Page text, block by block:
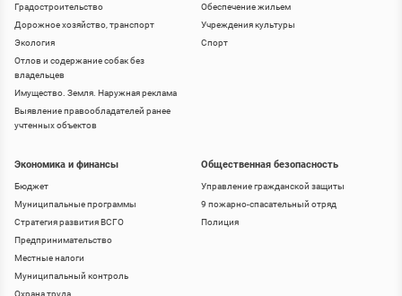
Градостроительство
Дорожное хозяйство, транспорт
Экология
Отлов и содержание собак без
владельцев
Имущество. Земля. Наружная реклама
Выявление правообладателей ранее
учтенных объектов
Обеспечение жильем
Учреждения культуры
Спорт
Экономика и финансы
Бюджет
Муниципальные программы
Стратегия развития ВСГО
Предпринимательство
Местные налоги
Муниципальный контроль
Охрана труда
Общественная безопасность
Управление гражданской защиты
9 пожарно-спасательный отряд
Полиция